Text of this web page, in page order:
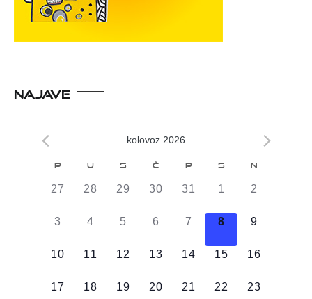
NAJAVE
kolovoz 2026
Kalendar
od
Događaji
P U S Č P S N
0
27
0
28
0
29
0
30
0
31
0
1
0
2
0
3
0
4
0
5
0
6
0
7
0
8
0
9
0
10
0
11
0
12
0
13
0
14
0
15
0
16
0
17
0
18
0
19
0
20
0
21
0
22
0
23